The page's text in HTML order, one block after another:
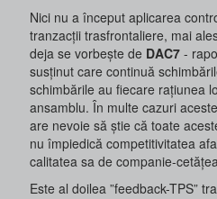
Nici nu a început aplicarea
tranzacții trasfrontaliere, mai
deja se vorbește de DAC7 -
susținut care continuă
schimbările au fiecare rațiunea
ansamblu. În multe cazuri
are nevoie să știe că toate
nu împiedică competitivitatea
calitatea sa de companie-
Este al doilea ”feedback-TPS”